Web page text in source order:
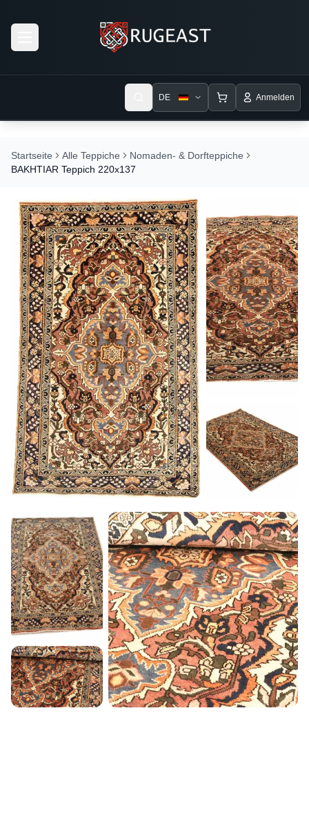
DE Anmelden
Startseite Alle Teppiche
Nomaden- & Dorfteppiche
BAKHTIAR Teppich 220x137